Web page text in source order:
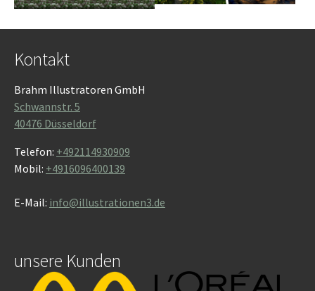
Kontakt
Brahm Illustratoren GmbH
Schwannstr. 5
40476 Düsseldorf
Telefon: +492114930909
Mobil: +4916096400139
E-Mail: info@illustrationen3.de
Show larger version Show larger version
unsere Kunden